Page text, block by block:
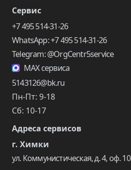
Сервис
+7 495 514-31-26
WhatsApp: +7 495 514-31-26
Telegram: @OrgCentr5service
MAX сервиса
5143126@bk.ru
Пн-Пт: 9-18
Сб: 10-17
Адреса сервисов
г. Химки
ул. Коммунистическая, д. 4, оф. 10